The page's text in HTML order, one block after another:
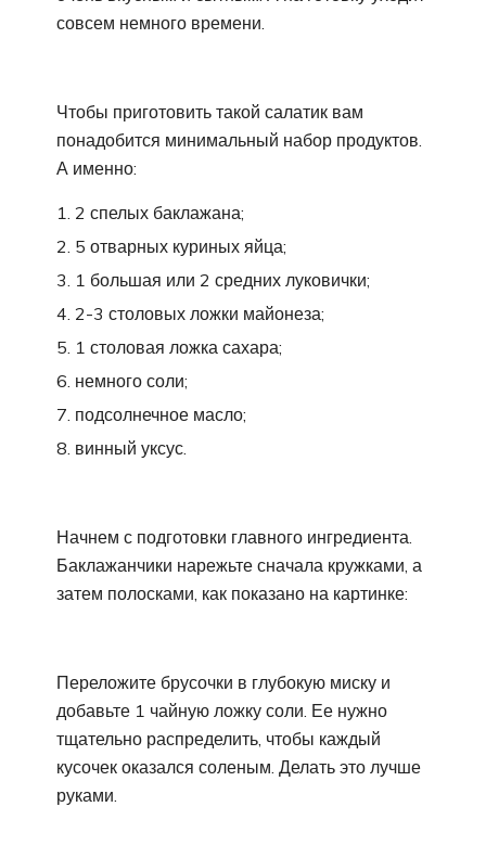
совсем немного времени.
Чтобы приготовить такой салатик вам
понадобится минимальный набор продуктов.
А именно:
2 спелых баклажана;
5 отварных куриных яйца;
1 большая или 2 средних луковички;
2-3 столовых ложки майонеза;
1 столовая ложка сахара;
немного соли;
подсолнечное масло;
винный уксус.
Начнем с подготовки главного ингредиента.
Баклажанчики нарежьте сначала кружками, а
затем полосками, как показано на картинке:
Переложите брусочки в глубокую миску и
добавьте 1 чайную ложку соли. Ее нужно
тщательно распределить, чтобы каждый
кусочек оказался соленым. Делать это лучше
руками.